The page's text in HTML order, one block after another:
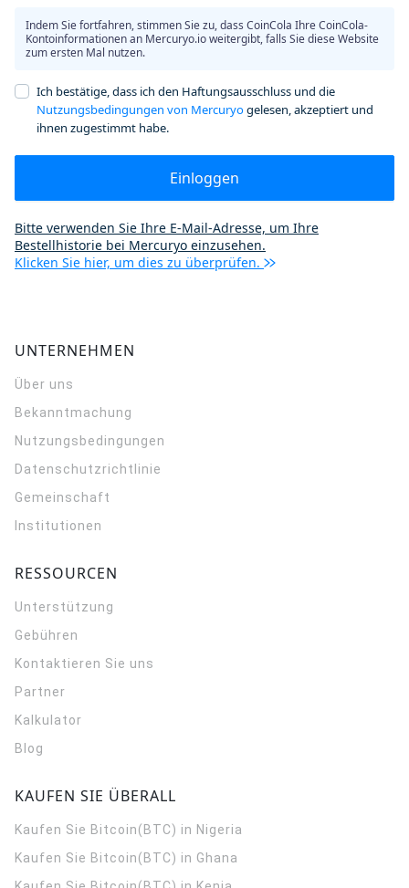
Indem Sie fortfahren, stimmen Sie zu, dass CoinCola Ihre CoinCola-
Kontoinformationen an Mercuryo.io weitergibt, falls Sie diese Website
zum ersten Mal nutzen.
Ich bestätige, dass ich den Haftungsausschluss und die
Nutzungsbedingungen von Mercuryogelesen, akzeptiert und
ihnen zugestimmt habe.
Einloggen
Bitte verwenden Sie Ihre E-Mail-Adresse, um Ihre
Bestellhistorie bei Mercuryo einzusehen.
Klicken Sie hier, um dies zu überprüfen.
UNTERNEHMEN
Über uns
Bekanntmachung
Nutzungsbedingungen
Datenschutzrichtlinie
Gemeinschaft
Institutionen
RESSOURCEN
Unterstützung
Gebühren
Kontaktieren Sie uns
Partner
Kalkulator
Blog
KAUFEN SIE ÜBERALL
Kaufen Sie Bitcoin(BTC) in Nigeria
Kaufen Sie Bitcoin(BTC) in Ghana